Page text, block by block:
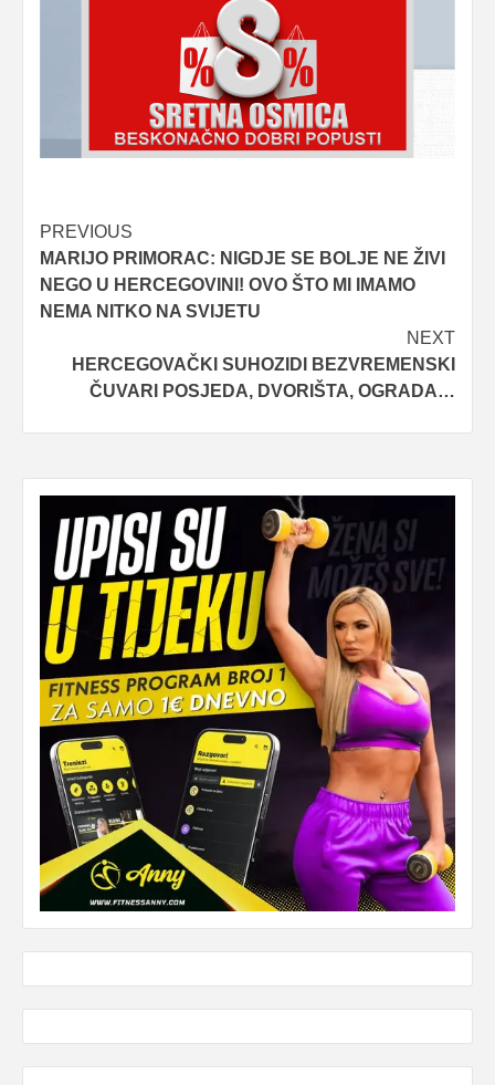
Post
navigation
PREVIOUS
MARIJO PRIMORAC: NIGDJE SE BOLJE NE ŽIVI
NEGO U HERCEGOVINI! OVO ŠTO MI IMAMO
NEMA NITKO NA SVIJETU
NEXT
HERCEGOVAČKI SUHOZIDI BEZVREMENSKI
ČUVARI POSJEDA, DVORIŠTA, OGRADA…